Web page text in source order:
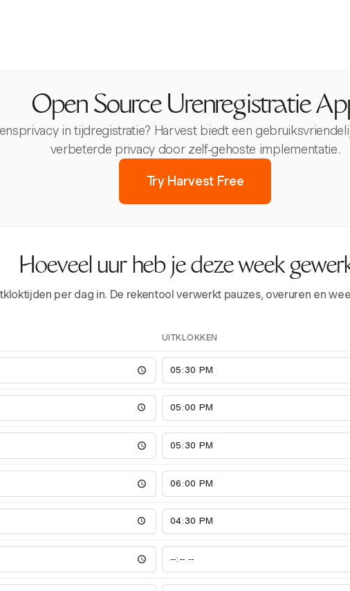
Open Source Urenregistratie
in tijdregistratie? Harvest biedt een
verbeterde privacy door zelf-gehoste implementatie.
Try Harvest Free
Hoeveel uur heb je deze week
per dag in. De rekentool verwerkt pauzes, overuren en
UITKLOKKEN